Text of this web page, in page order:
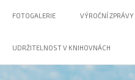
FOTOGALERIE VÝROČNÍ ZPRÁVY
UDRŽITELNOST V KNIHOVNÁCH